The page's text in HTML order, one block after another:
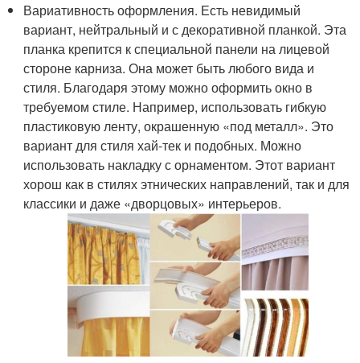
Вариативность оформления. Есть невидимый
вариант, нейтральный и с декоративной планкой. Эта
планка крепится к специальной панели на лицевой
стороне карниза. Она может быть любого вида и
стиля. Благодаря этому можно оформить окно в
требуемом стиле. Например, использовать гибкую
пластиковую ленту, окрашенную «под металл». Это
вариант для стиля хай-тек и подобных. Можно
использовать накладку с орнаментом. Этот вариант
хорош как в стилях этнических направлений, так и для
классики и даже «дворцовых» интерьеров.